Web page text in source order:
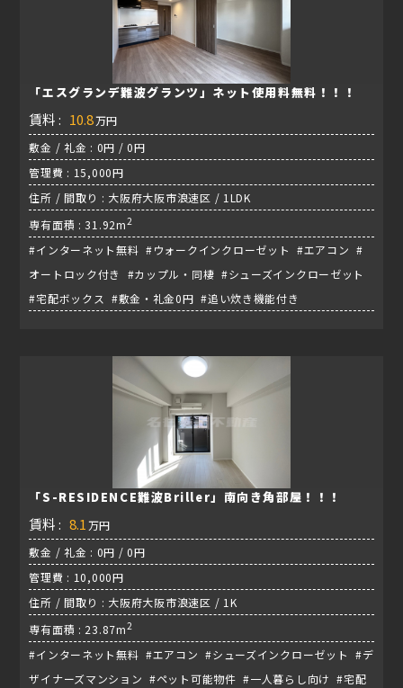
「エスグランデ難波グランツ」ネット使用料無料！！！
賃料 : 10.8万円
敷金 / 礼金 : 0円 / 0円
管理費 : 15,000円
住所 / 間取り : 大阪府大阪市浪速区 / 1LDK
専有面積 : 31.92m2
#インターネット無料 #ウォークインクローゼット #エアコン #
オートロック付き #カップル・同棲 #シューズインクローゼット
#宅配ボックス #敷金・礼金0円 #追い炊き機能付き
「S-RESIDENCE難波Briller」南向き角部屋！！！
賃料 : 8.1 万円
敷金 / 礼金 : 0円 / 0円
管理費 : 10,000円
住所 / 間取り : 大阪府大阪市浪速区 / 1K
専有面積 : 23.87m2
#インターネット無料 #エアコン #シューズインクローゼット #デ
ザイナーズマンション #ペット可能物件 #一人暮らし向け #宅配